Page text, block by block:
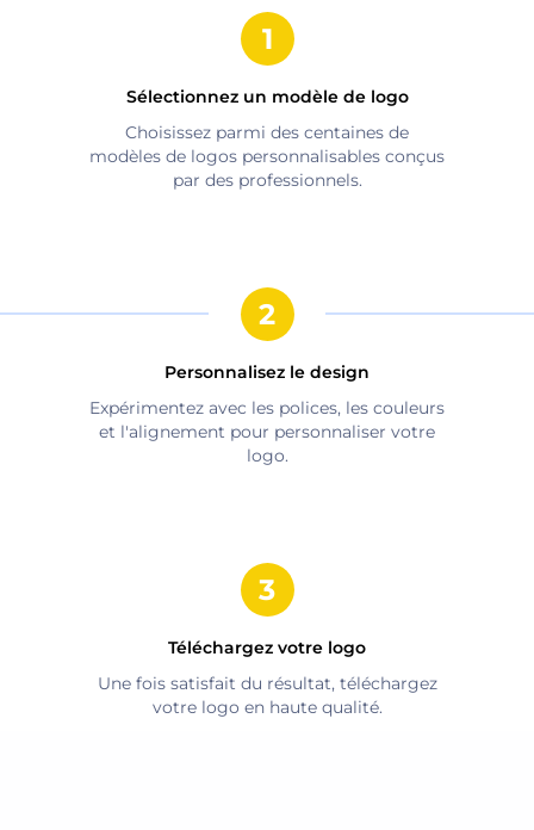
Sélectionnez un modèle de logo
Choisissez parmi des centaines de
modèles de logos personnalisables conçus
par des professionnels.
Personnalisez le design
Expérimentez avec les polices, les couleurs
et l'alignement pour personnaliser votre
logo.
Téléchargez votre logo
Une fois satisfait du résultat, téléchargez
votre logo en haute qualité.